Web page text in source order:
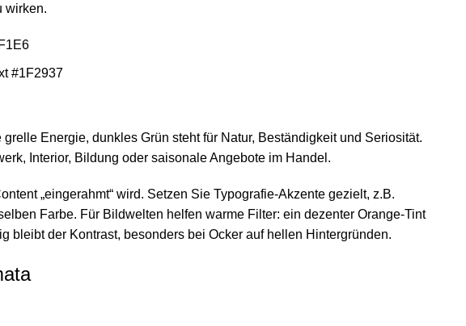
wirken.
#1F2937
Energie, dunkles Grün steht für Natur, Beständigkeit und Seriosität.
Interior, Bildung oder saisonale Angebote im Handel.
„eingerahmt“ wird. Setzen Sie Typografie-Akzente gezielt, z.B.
Farbe. Für Bildwelten helfen warme Filter: ein dezenter Orange-Tint
bleibt der Kontrast, besonders bei Ocker auf hellen Hintergründen.